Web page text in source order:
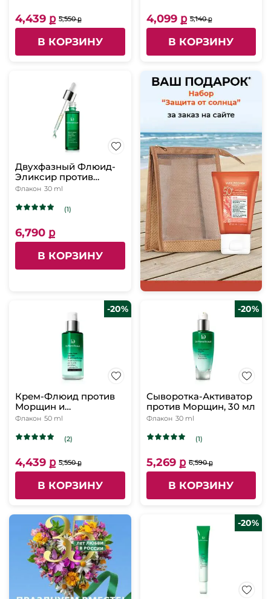
4,439 ք 5,550 ք
В КОРЗИНУ
4,099 ք 5,140 ք
В КОРЗИНУ
Двухфазный Флюид-
Эликсир против
Морщин, 30 мл
Флакон 30 ml
(1)
6,790 ք
В КОРЗИНУ
-20%
Крем-Флюид против
Морщин и
Несовершенств, 50 мл
Флакон 50 ml
(2)
4,439 ք 5,550 ք
В КОРЗИНУ
-20%
Сыворотка-Активатор
против Морщин, 30 мл
Флакон 30 ml
(1)
5,269 ք 6,590 ք
В КОРЗИНУ
-20%